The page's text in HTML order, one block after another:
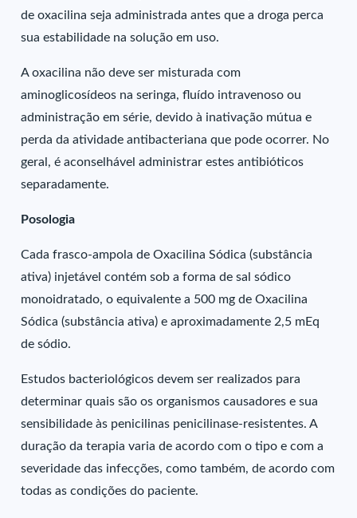
de oxacilina seja administrada antes que a droga perca
sua estabilidade na solução em uso.
A oxacilina não deve ser misturada com
aminoglicosídeos na seringa, fluído intravenoso ou
administração em série, devido à inativação mútua e
perda da atividade antibacteriana que pode ocorrer. No
geral, é aconselhável administrar estes antibióticos
separadamente.
Posologia
Cada frasco-ampola de Oxacilina Sódica (substância
ativa) injetável contém sob a forma de sal sódico
monoidratado, o equivalente a 500 mg de Oxacilina
Sódica (substância ativa) e aproximadamente 2,5 mEq
de sódio.
Estudos bacteriológicos devem ser realizados para
determinar quais são os organismos causadores e sua
sensibilidade às penicilinas penicilinase-resistentes. A
duração da terapia varia de acordo com o tipo e com a
severidade das infecções, como também, de acordo com
todas as condições do paciente.